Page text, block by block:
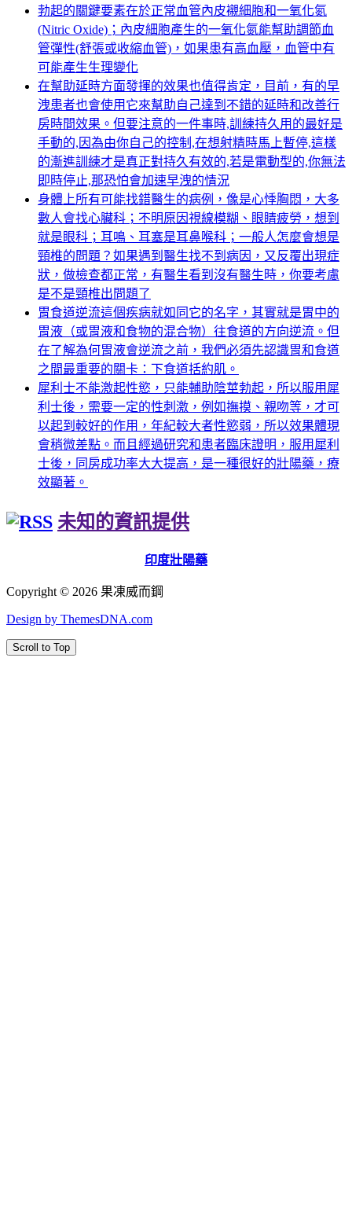
勃起的關鍵要素在於正常血管內皮襯細胞和一氧化氮
(Nitric Oxide)；內皮細胞產生的一氧化氮能幫助調節血
管彈性(舒張或收縮血管)，如果患有高血壓，血管中有
可能產生生理變化
在幫助延時方面發揮的效果也值得肯定，目前，有的早
洩患者也會使用它來幫助自己達到不錯的延時和改善行
房時間效果。但要注意的一件事時,訓練持久用的最好是
手動的,因為由你自己的控制,在想射精時馬上暫停,這樣
的漸進訓練才是真正對持久有效的,若是電動型的,你無法
即時停止,那恐怕會加速早洩的情況
身體上所有可能找錯醫生的病例，像是心悸胸悶，大多
數人會找心臟科；不明原因視線模糊、眼睛疲勞，想到
就是眼科；耳鳴、耳塞是耳鼻喉科；一般人怎麼會想是
頸椎的問題？如果遇到醫生找不到病因，又反覆出現症
狀，做檢查都正常，有醫生看到沒有醫生時，你要考慮
是不是頸椎出問題了
胃食道逆流這個疾病就如同它的名字，其實就是胃中的
胃液（或胃液和食物的混合物）往食道的方向逆流。但
在了解為何胃液會逆流之前，我們必須先認識胃和食道
之間最重要的關卡：下食道括約肌。
犀利士不能激起性慾，只能輔助陰莖勃起，所以服用犀
利士後，需要一定的性刺激，例如撫摸、親吻等，才可
以起到較好的作用，年紀較大者性慾弱，所以效果體現
會稍微差點。而且經過研究和患者臨床證明，服用犀利
士後，同房成功率大大提高，是一種很好的壯陽藥，療
效顯著。
未知的資訊提供
印度壯陽藥
Copyright © 2026 果凍威而鋼
Design by ThemesDNA.com
Scroll to Top